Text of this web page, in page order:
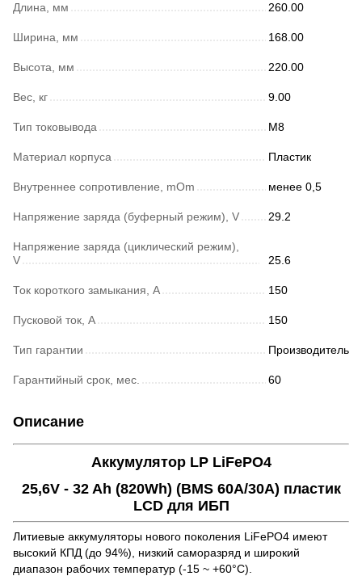
Длина, мм 260.00
Ширина, мм 168.00
Высота, мм 220.00
Вес, кг 9.00
Тип токовывода М8
Материал корпуса Пластик
Внутреннее сопротивление, mOm менее 0,5
Напряжение заряда (буферный режим), V 29.2
Напряжение заряда (циклический режим),
V
25.6
Ток короткого замыкания, A 150
Пусковой ток, А 150
Тип гарантии Производитель
Гарантийный срок, мес. 60
Описание
Аккумулятор LP LiFePO4
25,6V - 32 Ah (820Wh) (BMS 60А/30A) пластик
LCD для ИБП
Литиевые аккумуляторы нового поколения LiFePO4 имеют
высокий КПД (до 94%), низкий саморазряд и широкий
диапазон рабочих температур (-15 ~ +60°C).